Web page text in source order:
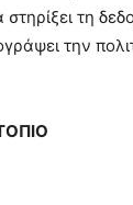
τη
την